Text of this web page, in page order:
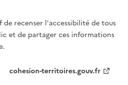
recenser l'accessibilité de tous
et de partager ces informations
cohesion-territoires.gouv.fr